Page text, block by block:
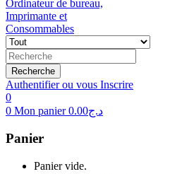
Recherche
Authentifier ou vous Inscrire
0
0 Mon panier د.ج0.00
Panier
Panier vide.